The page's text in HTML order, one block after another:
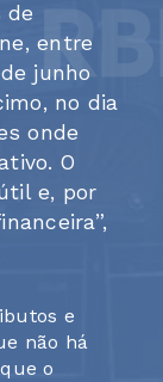
de
entre
junho
no dia
onde
O
e, por
e
não há
o